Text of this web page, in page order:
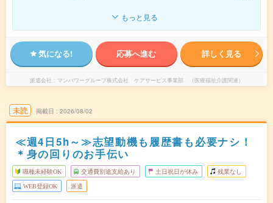
もっと見る
気になる! 応募へ進む 詳しく見る
派遣会社 マンパワーグループ株式会社 ケアサービス事業部 （医療福祉介護関連）
未読 掲載日 2026/08/02
≪週4日5h～≫志望動機も履歴書も必要ナシ！
＊身の回りのお手伝い
職種未経験OK 交通費別途支給あり 土日祝日が休み 残業なし
WEB登録OK 派遣